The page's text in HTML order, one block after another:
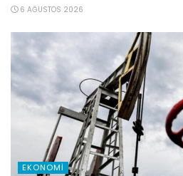
6 AĞUSTOS 2026
EKONOMI